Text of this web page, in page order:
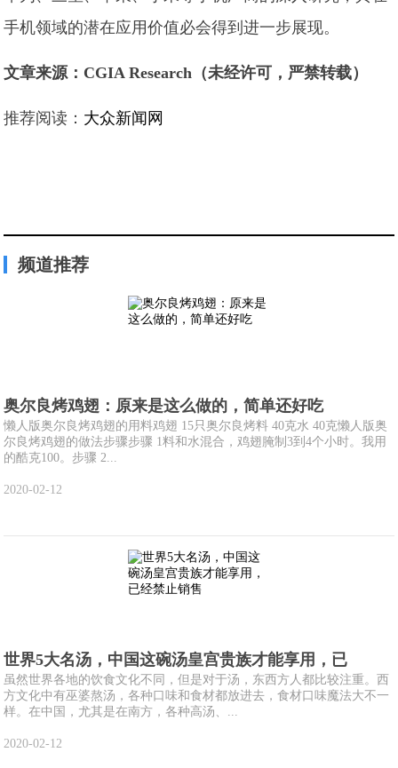
手机领域的潜在应用价值必会得到进一步展现。
文章来源：CGIA Research（未经许可，严禁转载）
推荐阅读： 大众新闻网
频道推荐
奥尔良烤鸡翅：原来是这么做的，简单还好吃
懒人版奥尔良烤鸡翅的用料鸡翅 15只奥尔良烤料 40克水 40克懒人版奥
尔良烤鸡翅的做法步骤步骤 1料和水混合，鸡翅腌制3到4个小时。我用
的酷克100。步骤 2...
2020-02-12
世界5大名汤，中国这碗汤皇宫贵族才能享用，已
虽然世界各地的饮食文化不同，但是对于汤，东西方人都比较注重。西
方文化中有巫婆熬汤，各种口味和食材都放进去，食材口味魔法大不一
样。在中国，尤其是在南方，各种高汤、...
2020-02-12